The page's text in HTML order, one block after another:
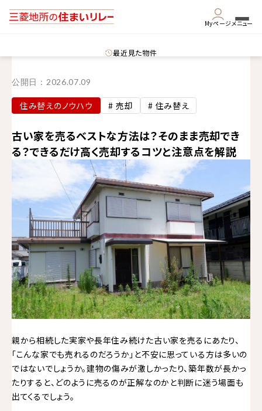
Myページメニュー
最近見た物件
公開日： 2026.07.09
住み替えのノウハウ # 売却 # 住み替え
古い家を売るベストな方法は？そのまま売却でき
る？できるだけ高く売却するコツと注意点を解説
親から相続した実家や長年住み続けた古い家を売るにあたり、
「こんな家でも売れるのだろうか」と不安に思っている方は多いの
ではないでしょうか。建物の傷みが激しかったり、築年数が長かっ
たりすると、どのように売るのが正解なのかと判断に迷う場面も
出てくるでしょう。